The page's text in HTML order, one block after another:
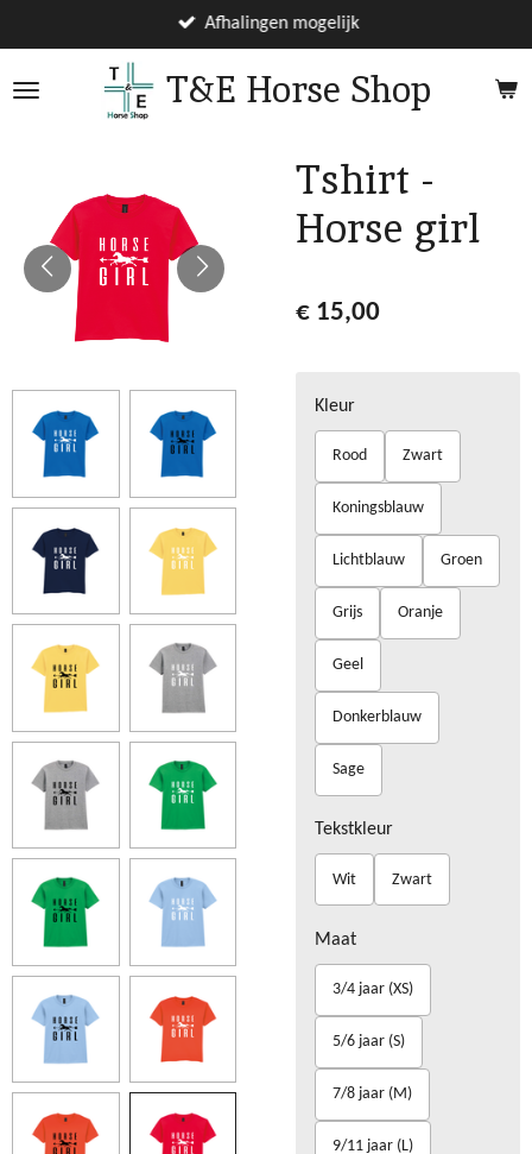
direct
naar
T&E Horse Shop
Afhalingen mogelijk
Tshirt -
Horse girl
€ 15,00
Kleur
Rood Zwart
Koningsblauw
Lichtblauw Groen
Grijs Oranje
Geel
Donkerblauw
Sage
Tekstkleur
Wit Zwart
Maat
3/4 jaar (XS)
5/6 jaar (S)
7/8 jaar (M)
9/11 jaar (L)